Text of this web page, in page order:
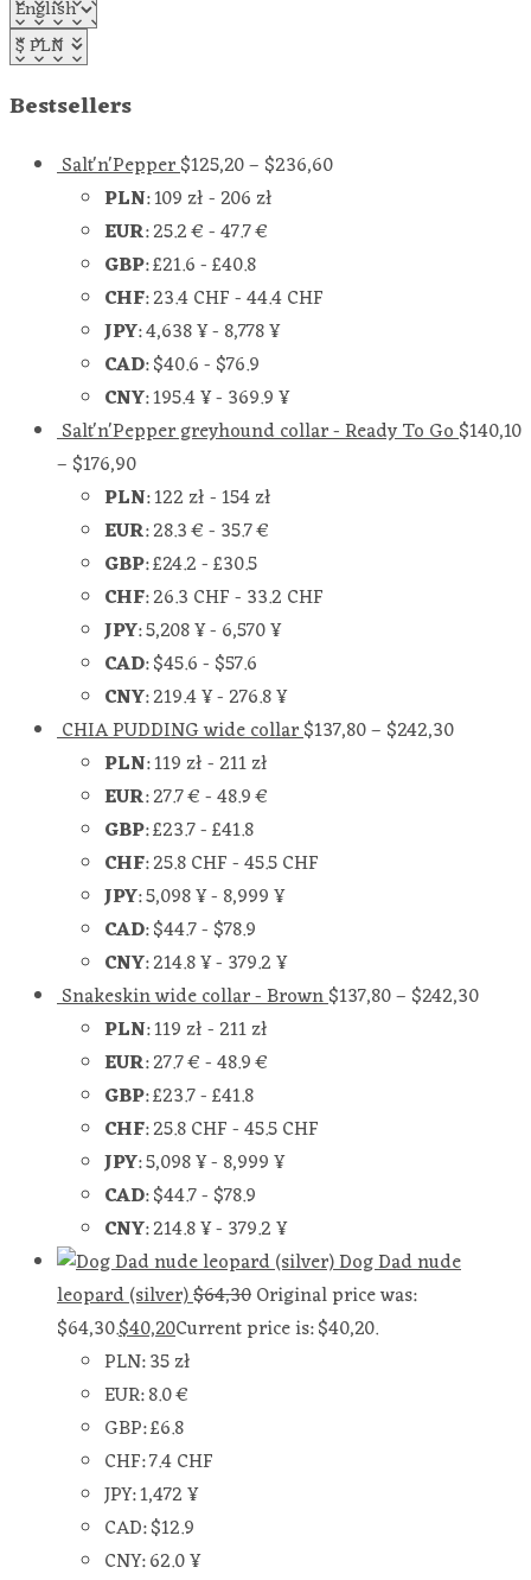
Bestsellers
Salt'n'Pepper$125,20– $236,60
PLN:109 zł- 206 zł
EUR:25.2 €-47.7 €
GBP:£21.6-£40.8
CHF:23.4 CHF-44.4 CHF
JPY:4,638 ¥- 8,778 ¥
CAD:$40.6- $76.9
CNY:195.4 ¥- 369.9 ¥
Salt'n'Pepper greyhound collar - Ready To Go$140,10
– $176,90
PLN:122 zł-154 zł
EUR:28.3 €- 35.7 €
GBP:£24.2-£30.5
CHF:26.3 CHF- 33.2 CHF
JPY:5,208 ¥- 6,570 ¥
CAD:$45.6- $57.6
CNY:219.4 ¥- 276.8 ¥
CHIA PUDDING wide collar$137,80– $242,30
PLN:119 zł- 211 zł
EUR:27.7 €-48.9 €
GBP:£23.7-£41.8
CHF:25.8 CHF-45.5 CHF
JPY:5,098 ¥- 8,999 ¥
CAD:$44.7- $78.9
CNY:214.8 ¥- 379.2 ¥
Snakeskin wide collar - Brown$137,80– $242,30
PLN:119 zł- 211 zł
EUR:27.7 €-48.9 €
GBP:£23.7-£41.8
CHF:25.8 CHF-45.5 CHF
JPY:5,098 ¥- 8,999 ¥
CAD:$44.7- $78.9
CNY:214.8 ¥- 379.2 ¥
Dog Dad nude
leopard (silver)$64,30Original price was:
$64,30.$40,20Current price is: $40,20.
PLN:35 zł
EUR:8.0 €
GBP:£6.8
CHF:7.4 CHF
JPY:1,472 ¥
CAD:$12.9
CNY:62.0 ¥